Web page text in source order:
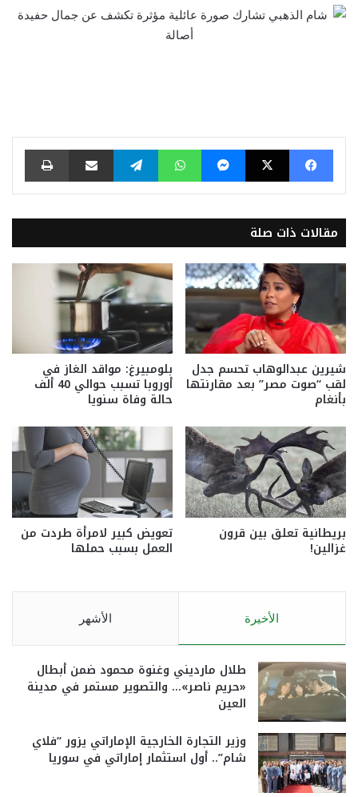
فيسبوك ‫X ماسنجر واتساب تيلقرام مشاركة عبر البريد طباعة
مقالات ذات صلة
شيرين عبدالوهاب تحسم جدل
لقب “صوت مصر” بعد مقارنتها
بأنغام
بلومبيرغ: مواقد الغاز في
أوروبا تسبب حوالي 40 ألف
حالة وفاة سنويا
بريطانية تعلق بين قرون
غزالين!
تعويض كبير لامرأة طردت من
العمل بسبب حملها
الأخيرة الأشهر
طلال مارديني وغنوة محمود ضمن أبطال
«حريم ناصر»… والتصوير مستمر في مدينة
العين
وزير التجارة الخارجية الإماراتي يزور “فلاي
شام”.. أول استثمار إماراتي في سوريا